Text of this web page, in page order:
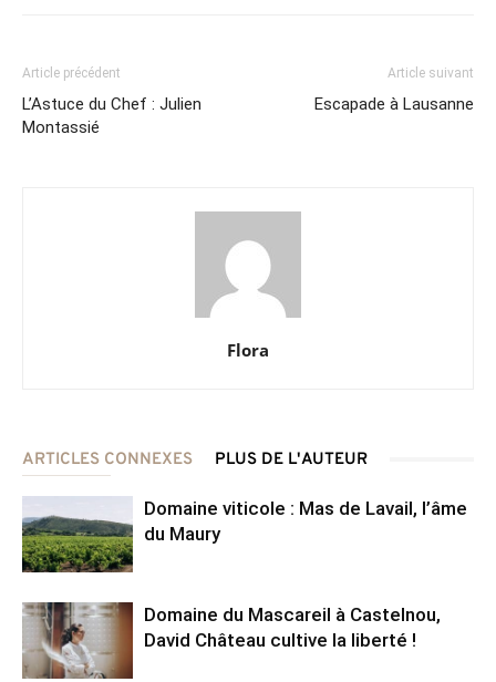
Article précédent
L’Astuce du Chef : Julien
Montassié
Article suivant
Escapade à Lausanne
Flora
ARTICLES CONNEXES PLUS DE L'AUTEUR
Domaine viticole : Mas de Lavail, l’âme
du Maury
Domaine du Mascareil à Castelnou,
David Château cultive la liberté !